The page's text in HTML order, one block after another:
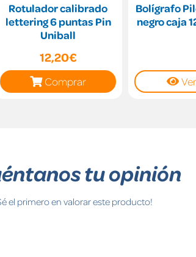
Rotulador calibrado
lettering 6 puntas Pin
Uniball
12,20€
Comprar
Bolígrafo
negro caja
tu opinión
el primero en valorar este producto!